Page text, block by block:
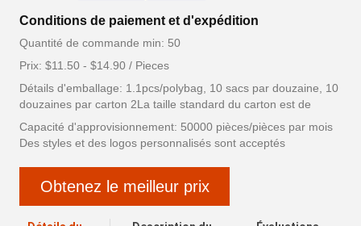
Conditions de paiement et d'expédition
Quantité de commande min: 50
Prix: $11.50 - $14.90 / Pieces
Détails d'emballage: 1.1pcs/polybag, 10 sacs par douzaine, 10
douzaines par carton 2La taille standard du carton est de
Capacité d'approvisionnement: 50000 pièces/pièces par mois
Des styles et des logos personnalisés sont acceptés
Obtenez le meilleur prix